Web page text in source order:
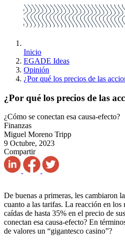
Inicio
EGADE Ideas
Opinión
¿Por qué los precios de las
¿Por qué los precios de las
¿Cómo se conectan esa causa-efecto?
Finanzas
Miguel Moreno Tripp
9 Octubre, 2023
Compartir
De buenas a primeras, les cambiaron
cuanto a las tarifas. La reacción en los
caídas de hasta 35% en el precio de
conectan esa causa-efecto? En
de valores un “gigantesco casino”?